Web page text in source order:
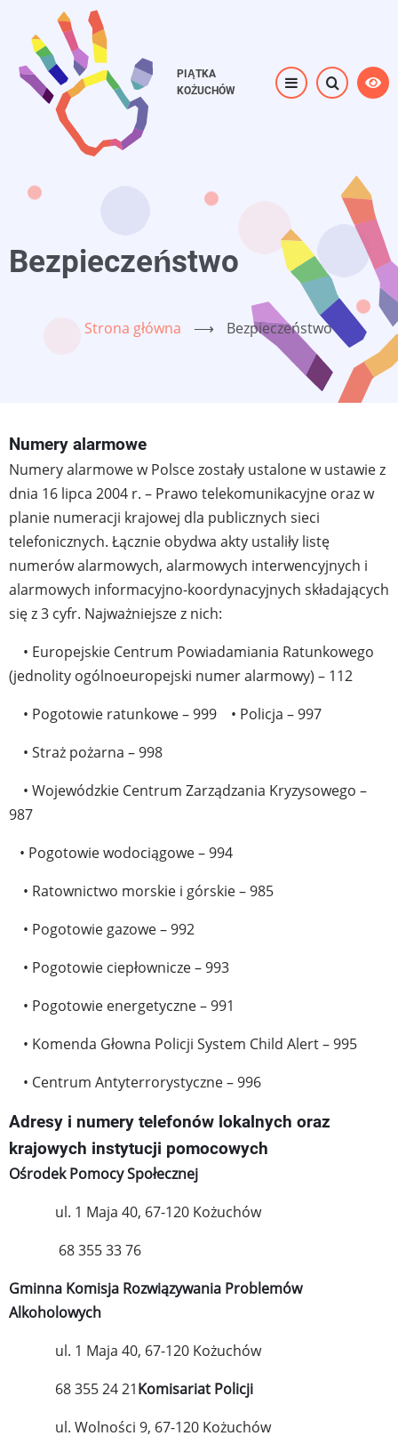
treści
PIĄTKA
KOŻUCHÓW
Bezpieczeństwo
Strona główna ⟶ Bezpieczeństwo
Numery alarmowe
Numery alarmowe w Polsce zostały ustalone w ustawie z
dnia 16 lipca 2004 r. – Prawo telekomunikacyjne oraz w
planie numeracji krajowej dla publicznych sieci
telefonicznych. Łącznie obydwa akty ustaliły listę
numerów alarmowych, alarmowych interwencyjnych i
alarmowych informacyjno-koordynacyjnych składających
się z 3 cyfr. Najważniejsze z nich:
• Europejskie Centrum Powiadamiania Ratunkowego
(jednolity ogólnoeuropejski numer alarmowy) – 112
• Pogotowie ratunkowe – 999 • Policja – 997
• Straż pożarna – 998
• Wojewódzkie Centrum Zarządzania Kryzysowego –
987
• Pogotowie wodociągowe – 994
• Ratownictwo morskie i górskie – 985
• Pogotowie gazowe – 992
• Pogotowie ciepłownicze – 993
• Pogotowie energetyczne – 991
• Komenda Głowna Policji System Child Alert – 995
• Centrum Antyterrorystyczne – 996
Adresy i numery telefonów lokalnych oraz
krajowych instytucji pomocowych
Ośrodek Pomocy Społecznej
ul. 1 Maja 40, 67-120 Kożuchów
68 355 33 76
Gminna Komisja Rozwiązywania Problemów
Alkoholowych
ul. 1 Maja 40, 67-120 Kożuchów
68 355 24 21Komisariat Policji
ul. Wolności 9, 67-120 Kożuchów